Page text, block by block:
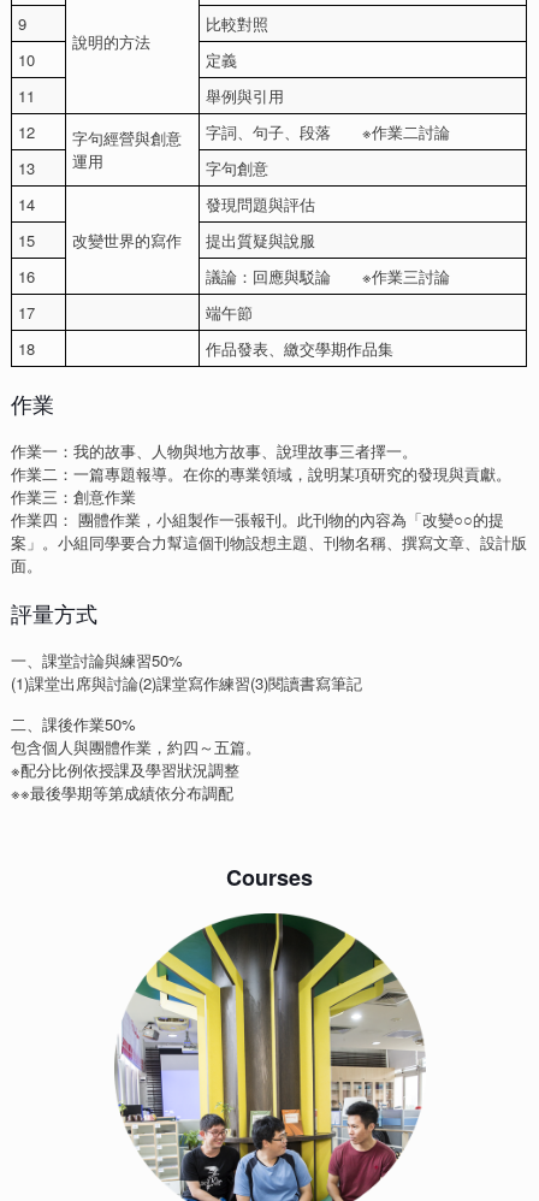
說明的方法
9
比較對照
10
定義
11
舉例與引用
12
字句經營與創意
運用
字詞、句子、段落 ※作業二討論
13
字句創意
14
改變世界的寫作
發現問題與評估
15
提出質疑與說服
16
議論：回應與駁論 ※作業三討論
17
端午節
18
作品發表、繳交學期作品集
作業
作業一：我的故事、人物與地方故事、說理故事三者擇一。
作業二：一篇專題報導。在你的專業領域，說明某項研究的發現與貢獻。
作業三：創意作業
作業四： 團體作業，小組製作一張報刊。此刊物的內容為「改變○○的提
案」。小組同學要合力幫這個刊物設想主題、刊物名稱、撰寫文章、設計版
面。
評量方式
一、課堂討論與練習50%
(1)課堂出席與討論(2)課堂寫作練習(3)閱讀書寫筆記
二、課後作業50%
包含個人與團體作業，約四～五篇。
※配分比例依授課及學習狀況調整
※※最後學期等第成績依分布調配
Courses